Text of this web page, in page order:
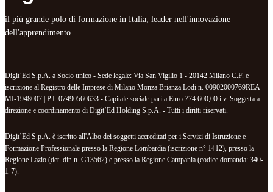
il più grande polo di formazione in Italia, leader nell'innovazione
dell'apprendimento
Digit’Ed S.p.A. a Socio unico - Sede legale: Via San Vigilio 1 - 20142 Milano C.F. e
iscrizione al Registro delle Imprese di Milano Monza Brianza Lodi n. 00902000769REA
MI-1948007 | P.I. 07490560633 - Capitale sociale pari a Euro 774.600,00 i.v. Soggetta a
direzione e coordinamento di Digit’Ed Holding S.p.A. - Tutti i diritti riservati.
Digit’Ed S.p.A. è iscritto all'Albo dei soggetti accreditati per i Servizi di Istruzione e
Formazione Professionale presso la Regione Lombardia (iscrizione n° 1412), presso la
Regione Lazio (det. dir. n. G13562) e presso la Regione Campania (codice domanda: 340-
1-7).